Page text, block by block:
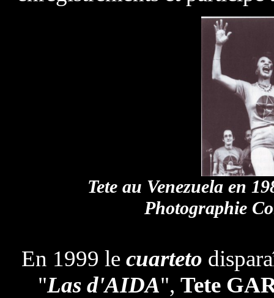
Tete au Venezuela en
Photographie
En 1999 le cuarteto
"Las d'AIDA", Tete